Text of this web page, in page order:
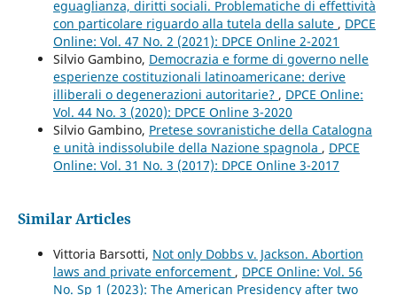
eguaglianza, diritti sociali. Problematiche di effettività
con particolare riguardo alla tutela della salute , DPCE
Online: Vol. 47 No. 2 (2021): DPCE Online 2-2021
Silvio Gambino, Democrazia e forme di governo nelle
esperienze costituzionali latinoamericane: derive
illiberali o degenerazioni autoritarie? , DPCE Online:
Vol. 44 No. 3 (2020): DPCE Online 3-2020
Silvio Gambino, Pretese sovranistiche della Catalogna
e unità indissolubile della Nazione spagnola , DPCE
Online: Vol. 31 No. 3 (2017): DPCE Online 3-2017
Similar Articles
Vittoria Barsotti, Not only Dobbs v. Jackson. Abortion
laws and private enforcement , DPCE Online: Vol. 56
No. Sp 1 (2023): The American Presidency after two